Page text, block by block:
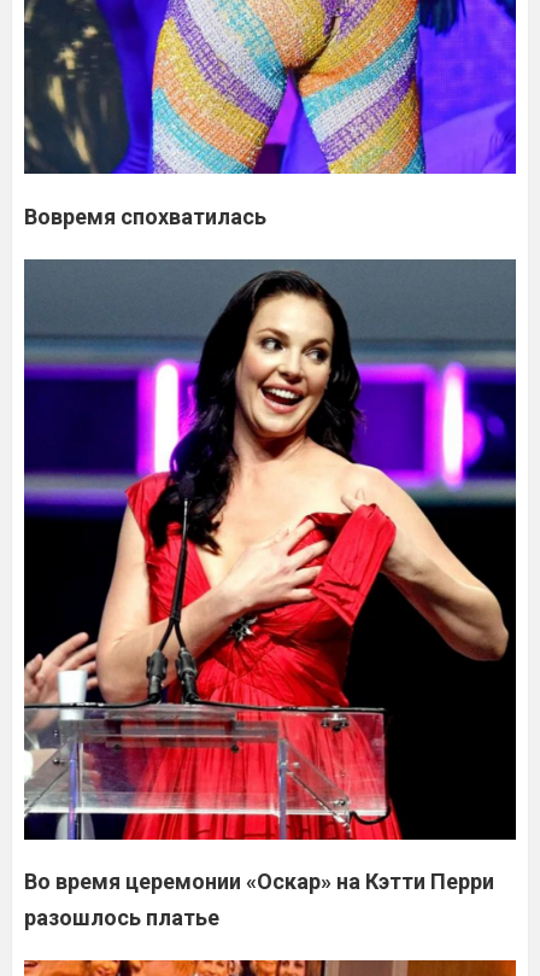
Вовремя спохватилась
Во время церемонии «Оскар» на Кэтти Перри
разошлось платье